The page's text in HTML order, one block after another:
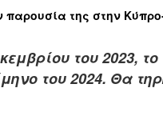
παρουσία της στην
του 2023, το
του 2024. Θα